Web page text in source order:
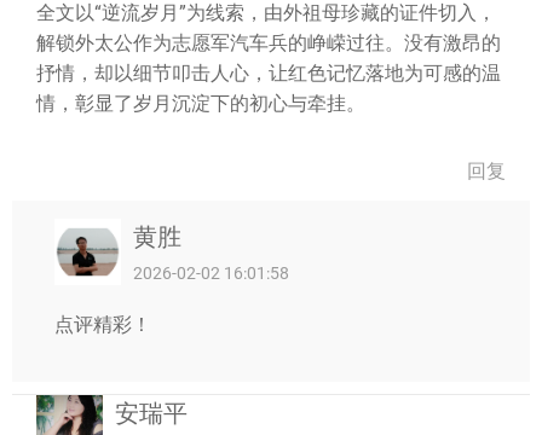
全文以“逆流岁月”为线索，由外祖母珍藏的证件切入，
解锁外太公作为志愿军汽车兵的峥嵘过往。没有激昂的
抒情，却以细节叩击人心，让红色记忆落地为可感的温
情，彰显了岁月沉淀下的初心与牵挂。
回复
黄胜
2026-02-02 16:01:58
点评精彩！
安瑞平